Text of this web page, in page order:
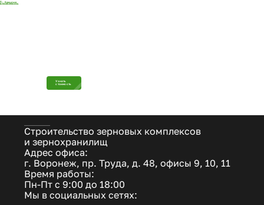
Вернуться
в Наши объекты
Узнать
стоимость
Строительство зерновых комплексов
и зернохранилищ
Адрес офиса:
г. Воронеж, пр. Труда, д. 48, офисы 9, 10, 11
Время работы:
Пн-Пт с 9:00 до 18:00
Мы в социальных сетях: